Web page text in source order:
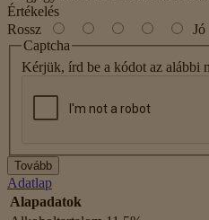
Értékelés
Rossz
Jó
Captcha
Kérjük, írd be a kódot az alábbi
Tovább
Adatlap
Alapadatok